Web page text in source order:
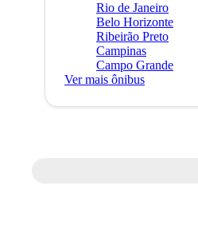
Rio de Janeiro
Belo Horizonte
Ribeirão Preto
Campinas
Campo Grande
Ver mais ônibus